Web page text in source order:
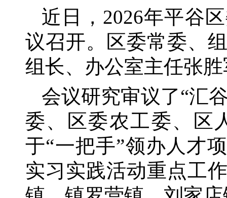
近日， 2026年平谷
议召开。区委常委、
组长、办公室主任张
会议研究审议了“汇
委、区委农工委、区
于“一把手”领办人才
实习实践活动重点工